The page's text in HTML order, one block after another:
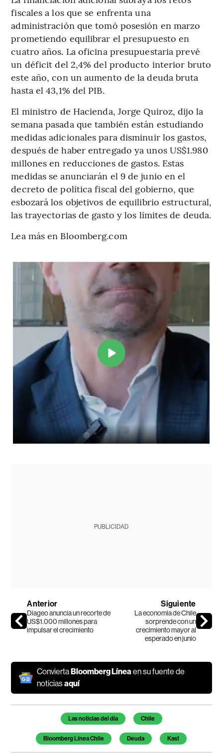
fiscales a los que se enfrenta una
administración que tomó posesión en marzo
prometiendo equilibrar el presupuesto en
cuatro años. La oficina presupuestaria prevé
un déficit del 2,4% del producto interior bruto
este año, con un aumento de la deuda bruta
hasta el 43,1% del PIB.
El ministro de Hacienda, Jorge Quiroz, dijo la
semana pasada que también están estudiando
medidas adicionales para disminuir los gastos,
después de haber entregado ya unos US$1.980
millones en reducciones de gastos. Estas
medidas se anunciarán el 9 de junio en el
decreto de política fiscal del gobierno, que
esbozará los objetivos de equilibrio estructural,
las trayectorias de gasto y los límites de deuda.
Lea más en Bloomberg.com
PUBLICIDAD
Anterior
Diageo anuncia un recorte de
US$1.000 millones para
impulsar el crecimiento
Siguiente
La economía de Chile
sorprende con un
crecimiento mayor al
esperado en junio
ConviertaBloomberg Líneaen su fuente de
noticiasaquí
Temas de este artículo
Las noticias del día Chile
Bloomberg Línea Chile Deuda Kast